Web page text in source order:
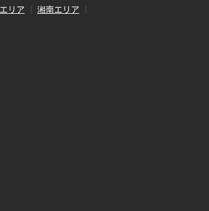
リア
湘南エリア